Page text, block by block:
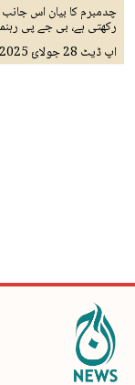
چدمبرم کا بیان اس
رکھتی ہے، بی جے پی رہنما
اپ ڈیٹ 28 جولائ 2025